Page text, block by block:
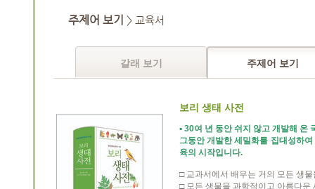
주제어 보기 > 교육서
갈래 보기 주제어 보기
보리 생태 사전
▪ 30여 년 동안 쉬지 않고 개발해 온
그동안 개발한 세밀화를 집대성하
육의 시작입니다.
□ 교과서에서 배우는 거의 모든 생
□ 모든 생물을 과학적이고 아름다운